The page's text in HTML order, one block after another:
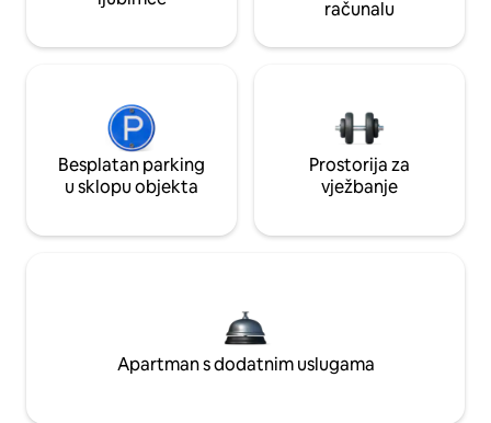
računalu
Besplatan parking
u sklopu objekta
Prostorija za
vježbanje
Apartman s dodatnim uslugama